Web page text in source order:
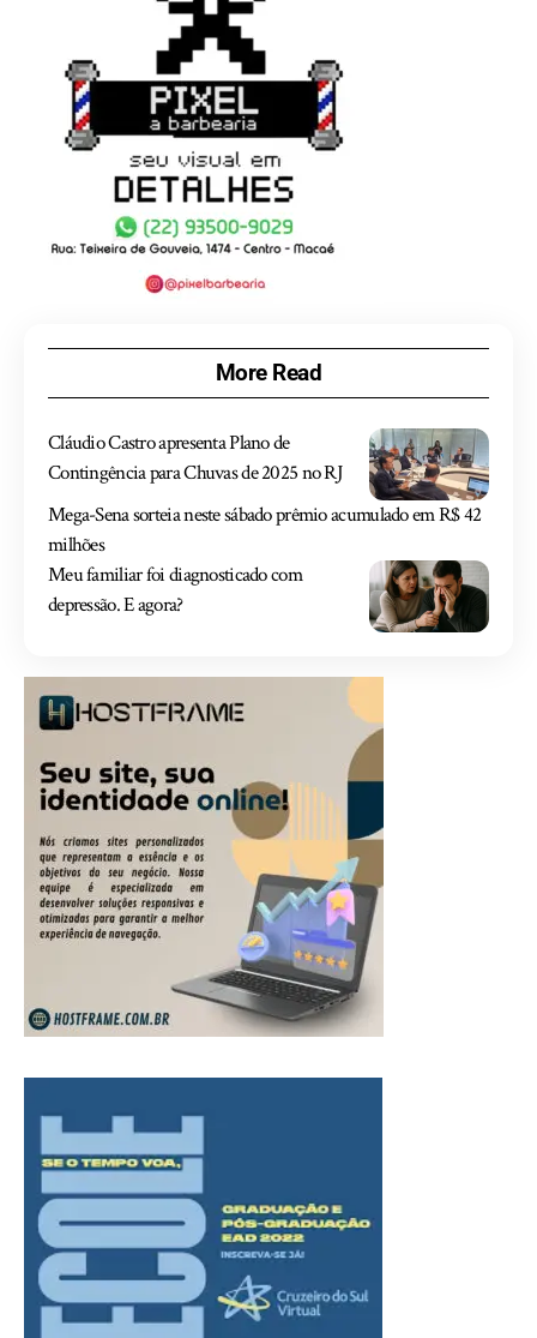
More Read
Cláudio Castro apresenta Plano de
Contingência para Chuvas de 2025 no RJ
Mega-Sena sorteia neste sábado prêmio acumulado em R$ 42
milhões
Meu familiar foi diagnosticado com
depressão. E agora?